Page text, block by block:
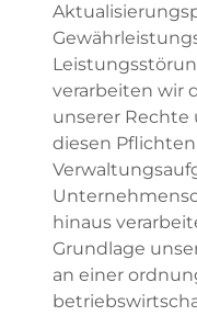
verarbeiten wir
unserer
diesen
hinaus
Grundlage
an einer